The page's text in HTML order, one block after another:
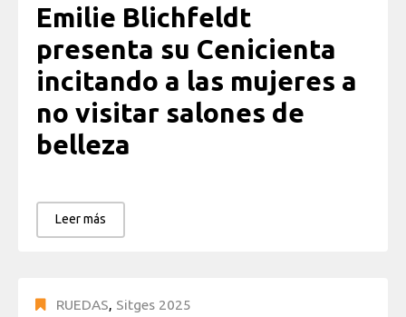
Emilie Blichfeldt
presenta su Cenicienta
incitando a las mujeres a
no visitar salones de
belleza
Leer más
RUEDAS, Sitges 2025